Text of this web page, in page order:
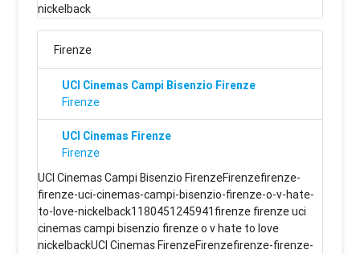
nickelback
Firenze
UCI Cinemas Campi Bisenzio Firenze
Firenze
UCI Cinemas Firenze
Firenze
UCI Cinemas Campi Bisenzio FirenzeFirenzefirenze-
firenze-uci-cinemas-campi-bisenzio-firenze-o-v-hate-
to-love-nickelback1180451245941firenze firenze uci
cinemas campi bisenzio firenze o v hate to love
nickelbackUCI Cinemas FirenzeFirenzefirenze-firenze-